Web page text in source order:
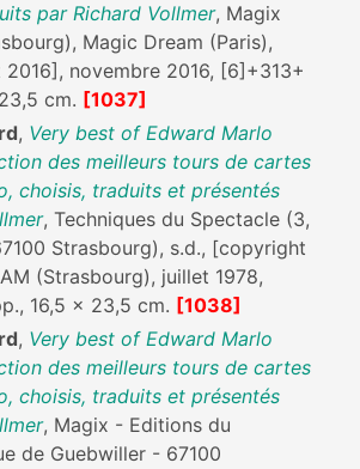
par Richard Vollmer, Magix
Magic Dream (Paris),
novembre 2016, [6]+313+
cm. [1037]
, Very best of Edward Marlo
des meilleurs tours de cartes
choisis, traduits et présentés
, Techniques du Spectacle (3,
Strasbourg), s.d., [copyright
(Strasbourg), juillet 1978,
16,5 x 23,5 cm. [1038]
, Very best of Edward Marlo
des meilleurs tours de cartes
choisis, traduits et présentés
, Magix - Editions du
de Guebwiller - 67100